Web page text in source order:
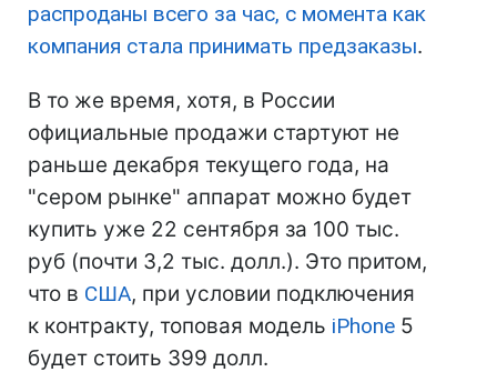
распроданы всего за час, с момента как
компания стала принимать предзаказы.
В то же время, хотя, в России
официальные продажи стартуют не
раньше декабря текущего года, на
"сером рынке" аппарат можно будет
купить уже 22 сентября за 100 тыс.
руб (почти 3,2 тыс. долл.). Это притом,
что в США, при условии подключения
к контракту, топовая модель iPhone 5
будет стоить 399 долл.